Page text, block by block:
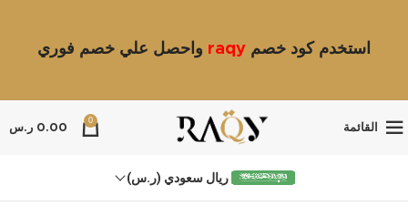
استخدم كود خصم raqy واحصل علي خصم فوري
القائمة
0
0.00 ر.س
ريال سعودي (ر.س)